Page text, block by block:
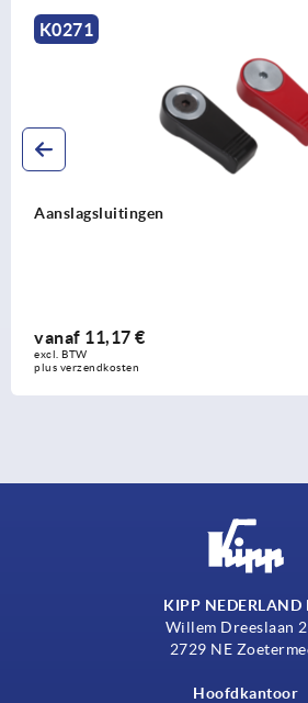
K1111
Draaigrendels rvs voor
vanaf20,80 €
excl. BTW
plus verzendkosten
KIPP NEDERLAND
Willem Dreeslaan
2729 NE
Hoofdkantoor